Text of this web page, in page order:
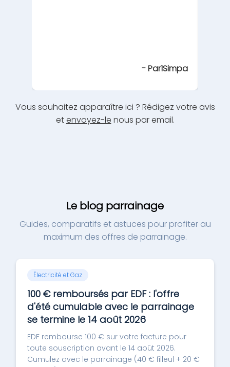
-Par1Simpa
Vous souhaitez apparaître ici ? Rédigez votre avis
etenvoyez-le nous par email.
Le blog parrainage
Guides, comparatifs et astuces pour profiter au
maximum des offres de parrainage.
Électricité et Gaz
100 € remboursés par EDF : l'offre
d'été cumulable avec le parrainage
se termine le 14 août 2026
EDF rembourse 100 € sur votre facture pour
toute souscription avant le 14 août 2026.
Cumulez avec le parrainage (40 € filleul + 20 €